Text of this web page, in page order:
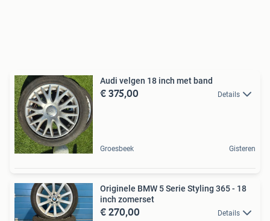
Audi velgen 18 inch met band
€ 375,00 Details
Groesbeek Gisteren
Originele BMW 5 Serie Styling 365 - 18
inch zomerset
€ 270,00 Details